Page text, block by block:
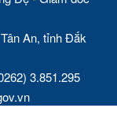
An, tỉnh Đắk
3.851.295